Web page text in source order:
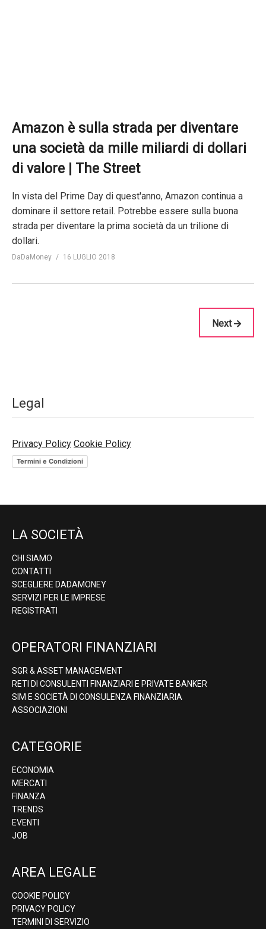
Amazon è sulla strada per diventare
una società da mille miliardi di dollari
di valore | The Street
In vista del Prime Day di quest'anno, Amazon continua a
dominare il settore retail. Potrebbe essere sulla buona
strada per diventare la prima società da un trilione di
dollari.
DaDaMoney 16 LUGLIO 2018
Next
Legal
Privacy Policy Cookie Policy
Termini e Condizioni
LA SOCIETÀ
CHI SIAMO
CONTATTI
SCEGLIERE DADAMONEY
SERVIZI PER LE IMPRESE
REGISTRATI
OPERATORI FINANZIARI
SGR & ASSET MANAGEMENT
RETI DI CONSULENTI FINANZIARI E PRIVATE BANKER
SIM E SOCIETÀ DI CONSULENZA FINANZIARIA
ASSOCIAZIONI
CATEGORIE
ECONOMIA
MERCATI
FINANZA
TRENDS
EVENTI
JOB
AREA LEGALE
COOKIE POLICY
PRIVACY POLICY
TERMINI DI SERVIZIO